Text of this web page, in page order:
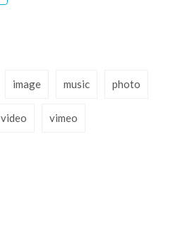
image music photo
video vimeo